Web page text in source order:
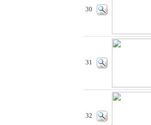
30
31
32